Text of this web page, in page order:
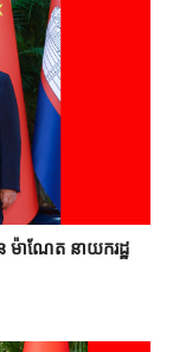
ាណែត នាយករដ្ឋ